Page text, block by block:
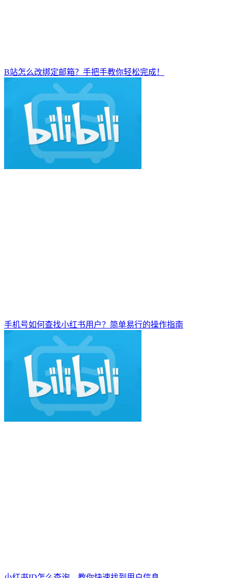
B站怎么改绑定邮箱？手把手教你轻松完成！
手机号如何查找小红书用户？简单易行的操作指南